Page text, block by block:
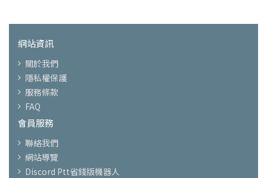
網站資訊
關於我們
隱私權保護
服務條款
FAQ
會員服務
聯絡我們
網站導覽
Discord Ptt省錢版機器人